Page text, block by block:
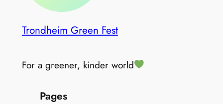
Trondheim Green Fest
For a greener, kinder world
Pages